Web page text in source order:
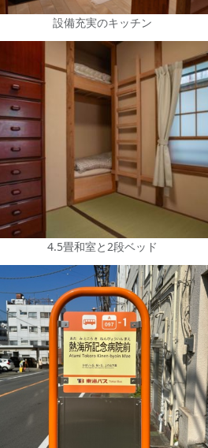
設備充実のキッチン
4.5畳和室と2段ベッド